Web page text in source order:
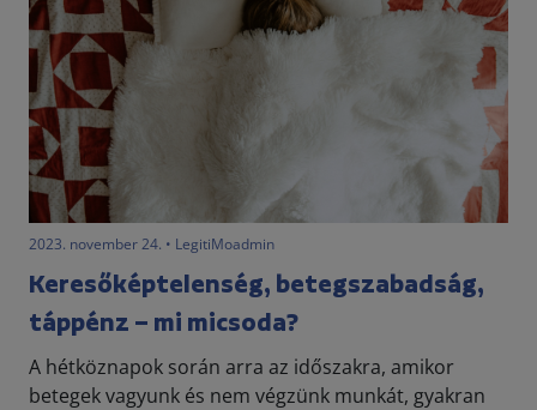
2023. november 24. • LegitiMoadmin
Keresőképtelenség, betegszabadság,
táppénz – mi micsoda?
A hétköznapok során arra az időszakra, amikor
betegek vagyunk és nem végzünk munkát, gyakran